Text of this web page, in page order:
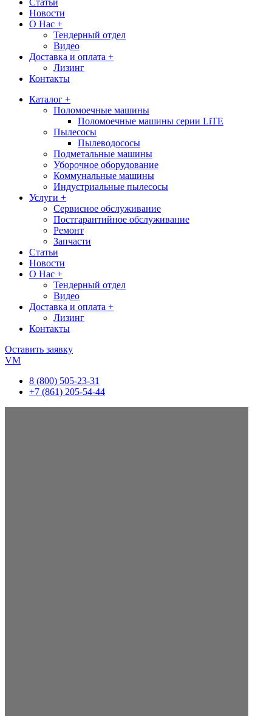
Статьи
Новости
О Нас +
Тендерный отдел
Видео
Доставка и оплата +
Лизинг
Контакты
Каталог +
Поломоечные машины
Поломоечные машины серии LiTE
Пылесосы
Пылеводососы
Подметальные машины
Уборочное оборудование
Коммунальные машины
Индустриальные пылесосы
Услуги +
Сервисное обслуживание
Постгарантийное обслуживание
Ремонт
Запчасти
Статьи
Новости
О Нас +
Тендерный отдел
Видео
Доставка и оплата +
Лизинг
Контакты
Оставить заявку
VM
8 (800) 505-23-31
+7 (861) 205-54-44